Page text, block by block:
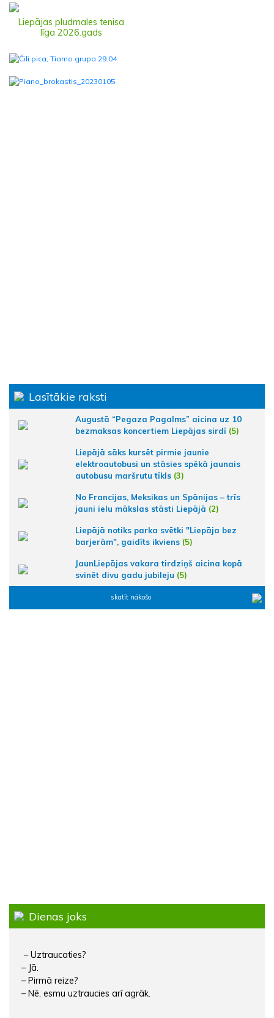
Liepājas pludmales tenisa
līga 2026.gads
Lasītākie raksti
Augustā “Pegaza Pagalms” aicina uz 10
bezmaksas koncertiem Liepājas sirdī (5)
Liepājā sāks kursēt pirmie jaunie
elektroautobusi un stāsies spēkā jaunais
autobusu maršrutu tīkls (3)
No Francijas, Meksikas un Spānijas – trīs
jauni ielu mākslas stāsti Liepājā (2)
Liepājā notiks parka svētki "Liepāja bez
barjerām", gaidīts ikviens (5)
JaunLiepājas vakara tirdziņš aicina kopā
svinēt divu gadu jubileju (5)
skatīt nākošo
Dienas joks
– Uztraucaties?
– Jā.
– Pirmā reize?
– Nē, esmu uztraucies arī agrāk.